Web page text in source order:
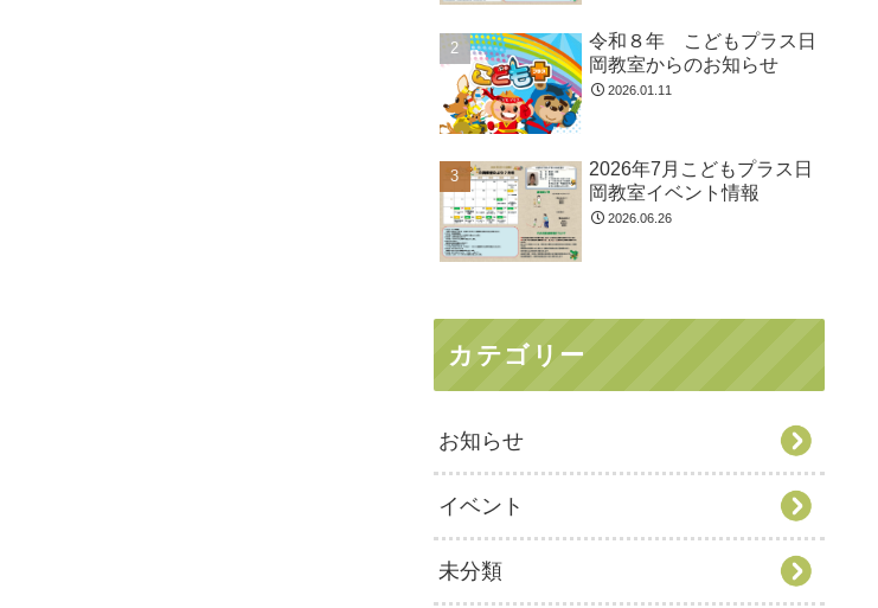
令和８年 こどもプラス日
岡教室からのお知らせ
2026.01.11
2026年7月こどもプラス日
岡教室イベント情報
2026.06.26
カテゴリー
お知らせ
イベント
未分類